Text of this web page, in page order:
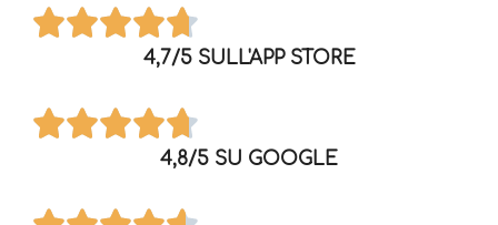
4,7/5 SULL'APP STORE
4,8/5 SU GOOGLE